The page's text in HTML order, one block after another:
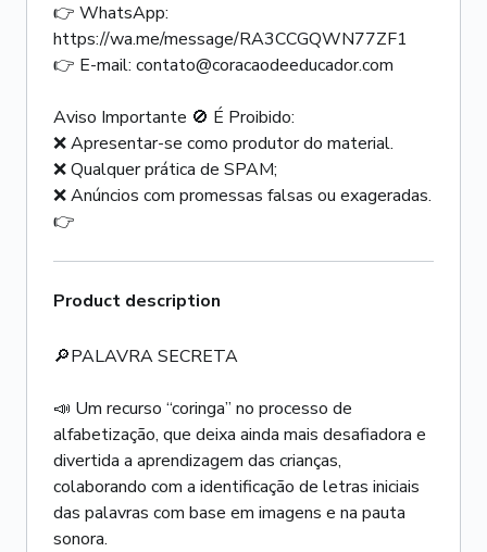
👉 WhatsApp:
https://wa.me/message/RA3CCGQWN77ZF1
👉 E-mail: contato@coracaodeeducador.com
Aviso Importante 🚫 É Proibido:
❌ Apresentar-se como produtor do material.
❌ Qualquer prática de SPAM;
❌ Anúncios com promessas falsas ou exageradas.
👉
Product description
🔎PALAVRA SECRETA
📣 Um recurso “coringa” no processo de
alfabetização, que deixa ainda mais desafiadora e
divertida a aprendizagem das crianças,
colaborando com a identificação de letras iniciais
das palavras com base em imagens e na pauta
sonora.